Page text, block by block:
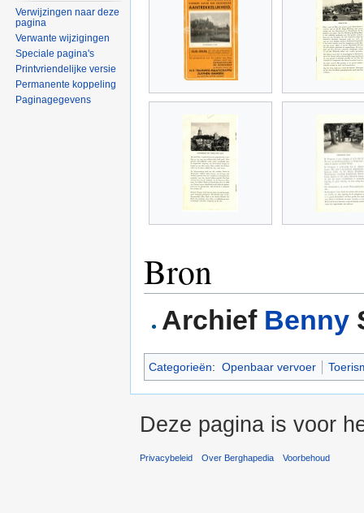
Bron
Archief Benny
Categorieën: Openbaar vervoer
Verwijzingen naar deze
pagina
Verwante wijzigingen
Speciale pagina's
Printvriendelijke versie
Permanente koppeling
Paginagegevens
Deze pagina is voor
Privacybeleid Over Berghapedia Voorbehoud